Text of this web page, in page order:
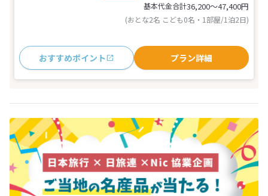
基本代金合計36,200〜47,400円
(おとな2名 こども0名・1部屋/1泊2日)
おすすめポイント プラン詳細